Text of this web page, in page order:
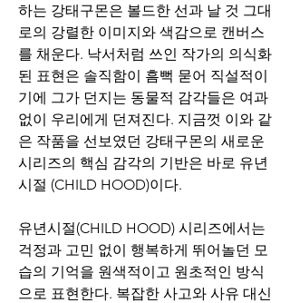
하는 강태구몬은 볼드한 선과 날 것 그대
로의 강렬한 이미지와 색감으로 캔버스
를 채운다. 낙서처럼 쓰인 작가의 의식화
된 표현은 솔직함이 흠뻑 묻어 직설적이
기에 그가 던지는 동물적 감각들은 여과
없이 우리에게 던져진다. 지금껏 이와 같
은 작품을 선보였던 강태구몬의 새로운
시리즈의 핵심 감각의 기반은 바로 유년
시절 (CHILD HOOD)이다.
유년시절(CHILD HOOD) 시리즈에서는
걱정과 고민 없이 행복하게 뛰어놀던 모
습의 기억을 원색적이고 원초적인 방식
으로 표현한다. 복잡한 사고와 사유 대신